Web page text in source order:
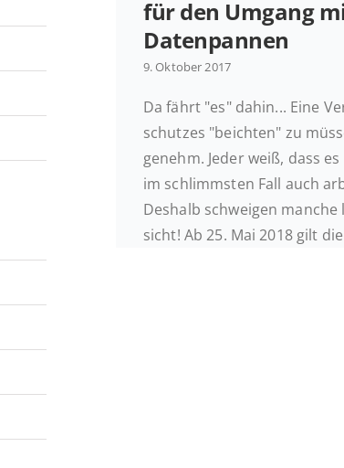
für den Umgang
Datenpannen
9. Oktober 2017
Da fährt "es" dahin... Eine
schut­zes "beich­ten" zu
ge­nehm. Jeder weiß, dass
im schlimms­ten Fall auch
Deshalb schwei­gen
sicht! Ab 25. Mai 2018 gilt